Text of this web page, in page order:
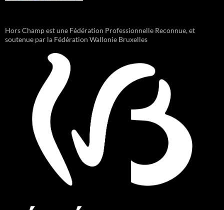
Hors Champ est une Fédération Professionnelle Reconnue, et
soutenue par la Fédération Wallonie Bruxelles